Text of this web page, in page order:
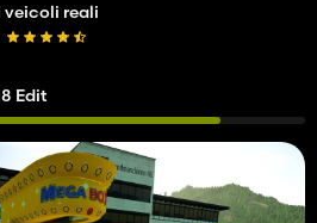
veicoli reali
Edit